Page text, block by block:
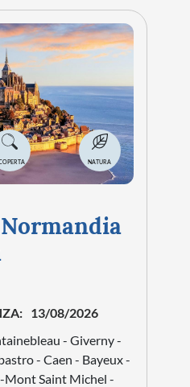
NATURA
13/08/2026
- Giverny -
- Caen - Bayeux -
Mont Saint Michel -